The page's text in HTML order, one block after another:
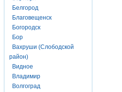
Белгород
Благовещенск
Богородск
Бор
Вахруши (Слободской
район)
Видное
Владимир
Волгоград